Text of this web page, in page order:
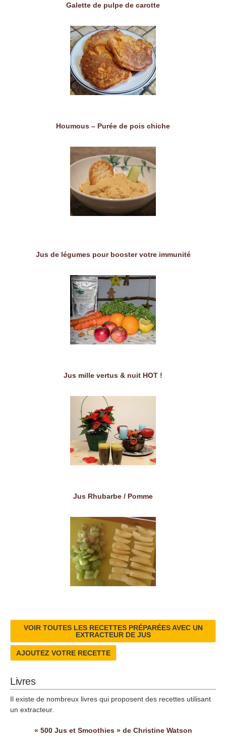
Galette de pulpe de carotte
Houmous – Purée de pois chiche
Jus de légumes pour booster votre immunité
Jus mille vertus & nuit HOT !
Jus Rhubarbe / Pomme
VOIR TOUTES LES RECETTES PRÉPARÉES AVEC UN
EXTRACTEUR DE JUS
AJOUTEZ VOTRE RECETTE
Livres
Il existe de nombreux livres qui proposent des recettes utilisant
un extracteur.
« 500 Jus et Smoothies » de Christine Watson